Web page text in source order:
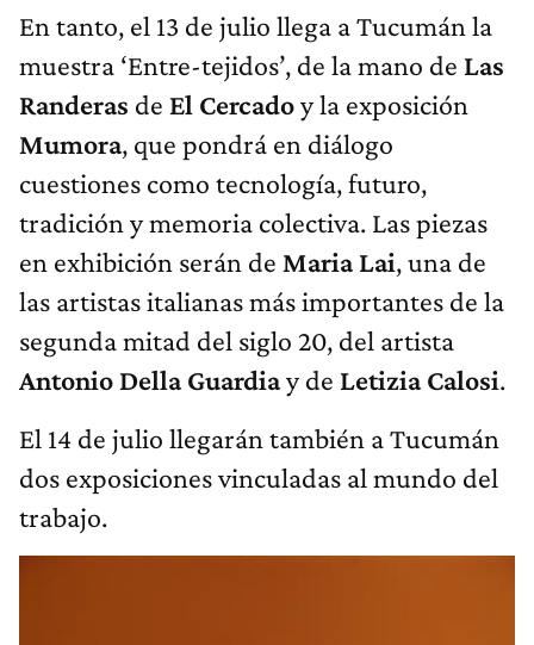
En tanto, el 13 de julio llega a Tucumán la
muestra ‘Entre-tejidos’, de la mano de Las
Randeras de El Cercadoy la exposición
Mumora, que pondrá en diálogo
cuestiones como tecnología, futuro,
tradición y memoria colectiva. Las piezas
en exhibición serán de Maria Lai, una de
las artistas italianas más importantes de la
segunda mitad del siglo 20, del artista
Antonio Della Guardiay de Letizia Calosi.
El 14 de julio llegarán también a Tucumán
dos exposiciones vinculadas al mundo del
trabajo.